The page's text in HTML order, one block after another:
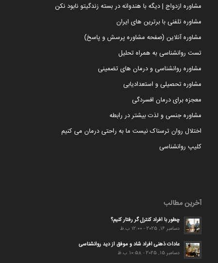
مشاوره ازدواج | دیگه با هندوانه در بسته زندگیتو نابود نکن
مشاوره تلفنی با برترین های ایران
مشاوره آنلاین (صفحه مشاوره پرسش و پاسخ)
تست روانشناسی به همراه تحلیل
مشاوره روانشناسی و درمان های تضمینی
مشاوره تحصیلی و استعدادیابی
معجزه برای درمان افسردگی
مشاوره جنسی و لذت بیشتر در رابطه
اختلال روان ترسناک نیست ما به راحتی درمان می کنیم
کلیپ روانشناسی
آخرین مطالب
چطور با افراد کنترل گر رفتار کنیم؟
دسامبر 16, 2025 - 12:00 ب.ظ
عادات ذهنی افراد شاد و موفق از دید روانشناسی
دسامبر 15, 2025 - 10:58 ب.ظ